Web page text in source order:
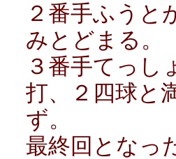
２番手ふうと
みとどまる。
３番手てっし
打、２四球と
ず。
最終回となっ